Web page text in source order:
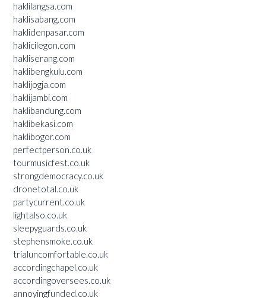
haklilangsa.com
haklisabang.com
haklidenpasar.com
haklicilegon.com
hakliserang.com
haklibengkulu.com
haklijogja.com
haklijambi.com
haklibandung.com
haklibekasi.com
haklibogor.com
perfectperson.co.uk
tourmusicfest.co.uk
strongdemocracy.co.uk
dronetotal.co.uk
partycurrent.co.uk
lightalso.co.uk
sleepyguards.co.uk
stephensmoke.co.uk
trialuncomfortable.co.uk
accordingchapel.co.uk
accordingoversees.co.uk
annoyingfunded.co.uk